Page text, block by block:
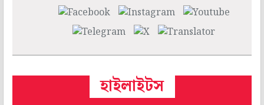
হাইলাইটস